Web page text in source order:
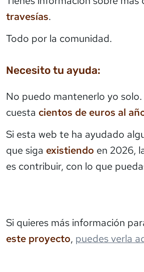
travesías.
Todo por la comunidad.
Necesito tu ayuda:
No puedo mantenerlo yo
cuesta cientos de euros al
Si esta web te ha ayudado
que siga existiendo en 2026,
es contribuir, con lo que
Si quieres más información
este proyecto, puedes verla